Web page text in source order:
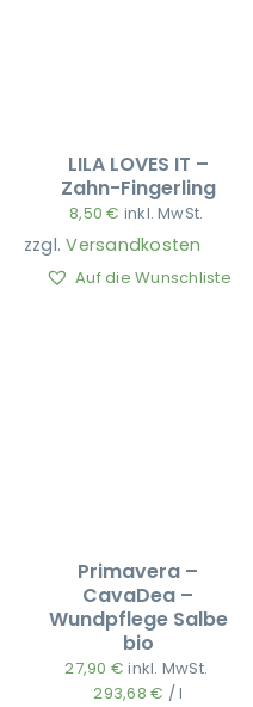
LILA LOVES IT –
Zahn-Fingerling
8,50€ inkl. MwSt.
zzgl.Versandkosten
Auf die Wunschliste
Primavera –
CavaDea –
Wundpflege Salbe
bio
27,90 € inkl. MwSt.
293,68€ /l